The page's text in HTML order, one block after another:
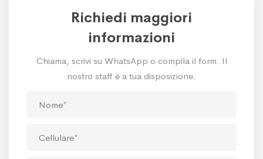
Richiedi maggiori
informazioni
Chiama, scrivi su WhatsApp o compila il form. Il
nostro staff è a tua disposizione.